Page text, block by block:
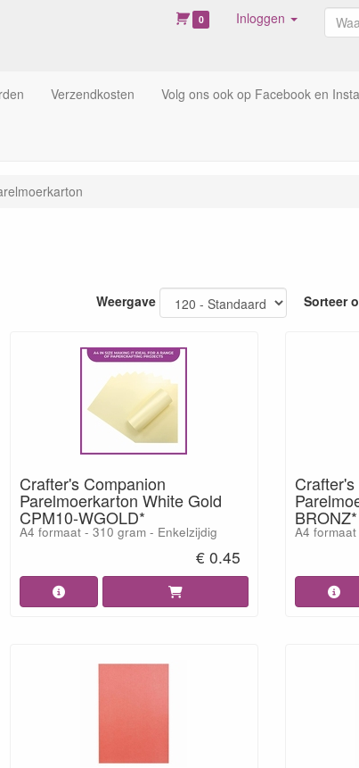
0 Inloggen
Verzendkosten Volg ons ook op Facebook en
Weergave Sorteer
Crafter's Companion
Parelmoerkarton White Gold
CPM10-WGOLD*
A4 formaat - 310 gram - Enkelzijdig
€ 0.45
BRONZ*
A4